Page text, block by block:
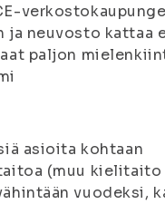
ja neuvosto
paljon
asioita kohtaan
(muu
vuodeksi,